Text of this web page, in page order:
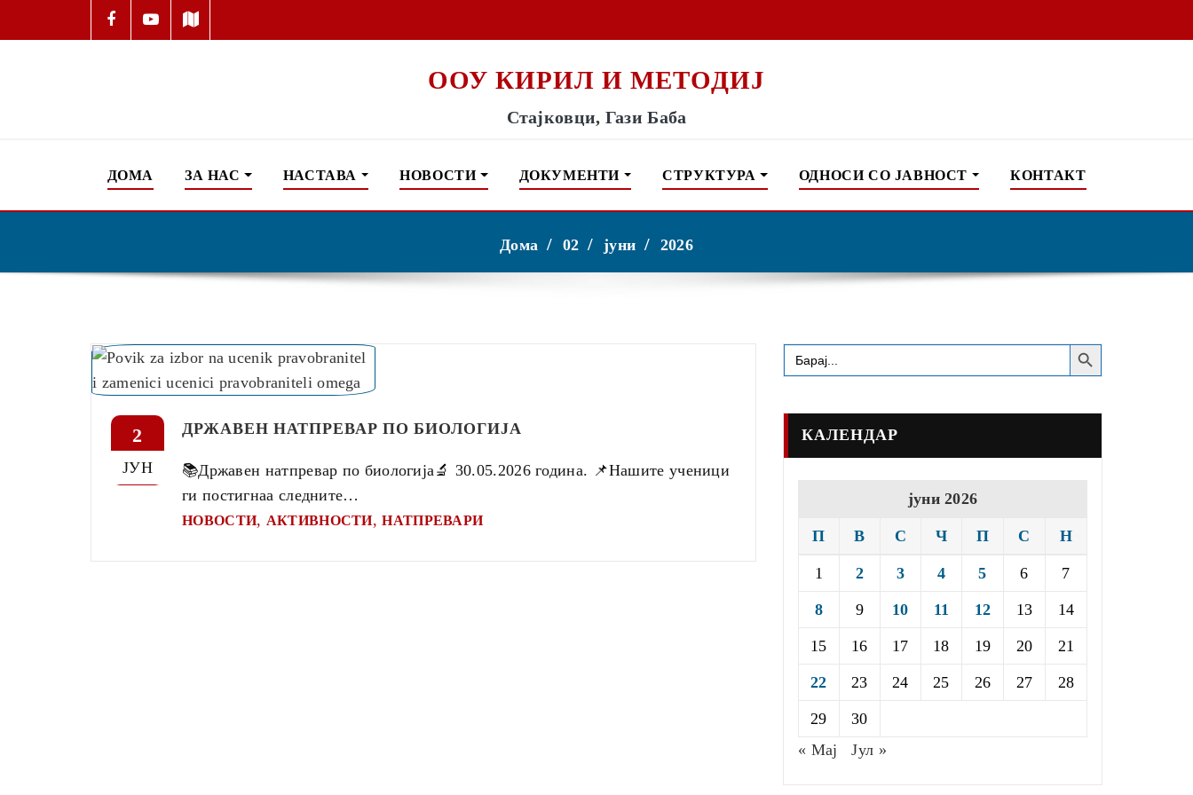
ООУ КИРИЛ И МЕТОДИЈ
Стајковци, Гази Баба
ДОМА ЗА НАС НАСТАВА НОВОСТИ ДОКУМЕНТИ СТРУКТУРА ОДНОСИ СО ЈАВНОСТ КОНТАКТ
Дома 02 јуни 2026
2
ЈУН
ДРЖАВЕН НАТПРЕВАР ПО БИОЛОГИЈА
📚Државен натпревар по биологија🔬 30.05.2026 година. 📌Нашите ученици
ги постигнаа следните…
НОВОСТИ, АКТИВНОСТИ,НАТПРЕВАРИ
Search
for:
Search Button
КАЛЕНДАР
јуни 2026
П В С Ч П С Н
1 2 3 4 5 6 7
8 9 10 11 12 13 14
15 16 17 18 19 20 21
22 23 24 25 26 27 28
29
30
« Мај
Јул »